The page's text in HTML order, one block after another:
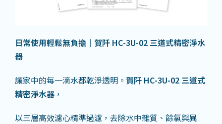
日常使用輕鬆無負擔｜賀阡 HC-3U-02 三道式精密淨水
器
讓家中的每一滴水都乾淨透明。 賀阡 HC-3U-02 三道式
精密淨水器 ，
以三層高效濾心精準過濾，去除水中雜質、餘氯與異